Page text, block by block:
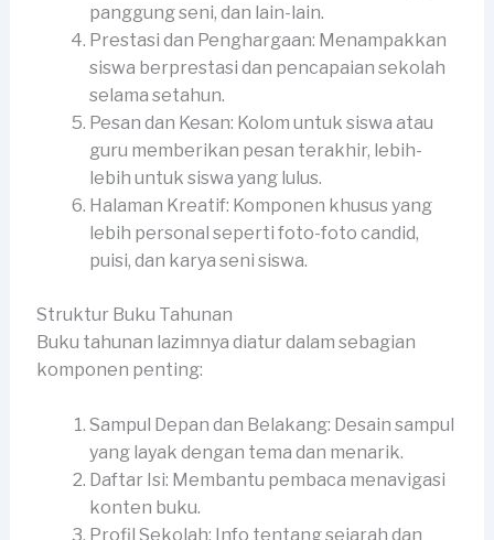
panggung seni, dan lain-lain.
Prestasi dan Penghargaan: Menampakkan
siswa berprestasi dan pencapaian sekolah
selama setahun.
Pesan dan Kesan: Kolom untuk siswa atau
guru memberikan pesan terakhir, lebih-
lebih untuk siswa yang lulus.
Halaman Kreatif: Komponen khusus yang
lebih personal seperti foto-foto candid,
puisi, dan karya seni siswa.
Struktur Buku Tahunan
Buku tahunan lazimnya diatur dalam sebagian
komponen penting:
Sampul Depan dan Belakang: Desain sampul
yang layak dengan tema dan menarik.
Daftar Isi: Membantu pembaca menavigasi
konten buku.
Profil Sekolah: Info tentang sejarah dan